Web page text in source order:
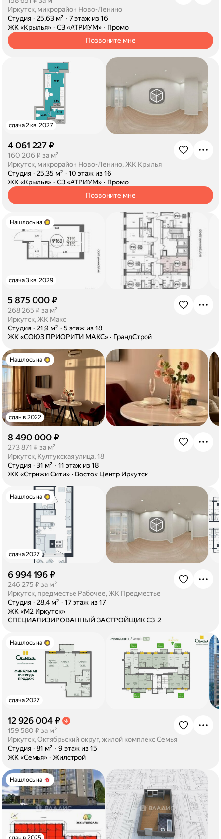
Иркутск, микрорайон Ново-Ленино
Студия · 25,63 м² · 7 этаж из 16
ЖК «Крылья» · СЗ «АТРИУМ» · Промо
Позвоните мне
сдача 2 кв. 2027
4 061 227 ₽
160 206 ₽ за м²
Иркутск, микрорайон Ново-Ленино, ЖК Крылья
Студия · 25,35 м² · 10 этаж из 16
ЖК «Крылья» · СЗ «АТРИУМ» · Промо
Позвоните мне
Нашлось на
сдача 3 кв. 2029
5 875 000 ₽
268 265 ₽ за м²
Иркутск, ЖК Макс
Студия · 21,9 м² · 5 этаж из 18
ЖК «СОЮЗ ПРИОРИТИ МАКС» · ГрандСтрой
Нашлось на
сдан в 2022
8 490 000 ₽
273 871 ₽ за м²
Иркутск, Култукская улица, 18
Студия · 31 м² · 11 этаж из 18
ЖК «Стрижи Сити» · Восток Центр Иркутск
Нашлось на
сдача 2027
6 994 196 ₽
246 275 ₽ за м²
Иркутск, предместье Рабочее, ЖК Предместье
Студия · 28,4 м² · 17 этаж из 17
ЖК «М2 Иркутск»
СПЕЦИАЛИЗИРОВАННЫЙ ЗАСТРОЙЩИК СЗ-2
Нашлось на
сдача 2027
12 926 004 ₽
159 580 ₽ за м²
Иркутск, Октябрьский округ, жилой комплекс Семья
Студия · 81 м² · 9 этаж из 15
ЖК «Семья» · Жилстрой
Нашлось на
сдан в 2025